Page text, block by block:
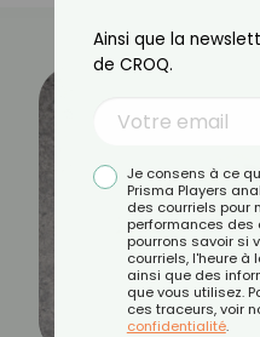
Ainsi que la
de CROQ.
Je consens à ce
Prisma Players
des courriels pour
performances des
pourrons savoir si
courriels, l'heure à
ainsi que des
que vous utilisez.
ces traceurs, voir
confidentialité.